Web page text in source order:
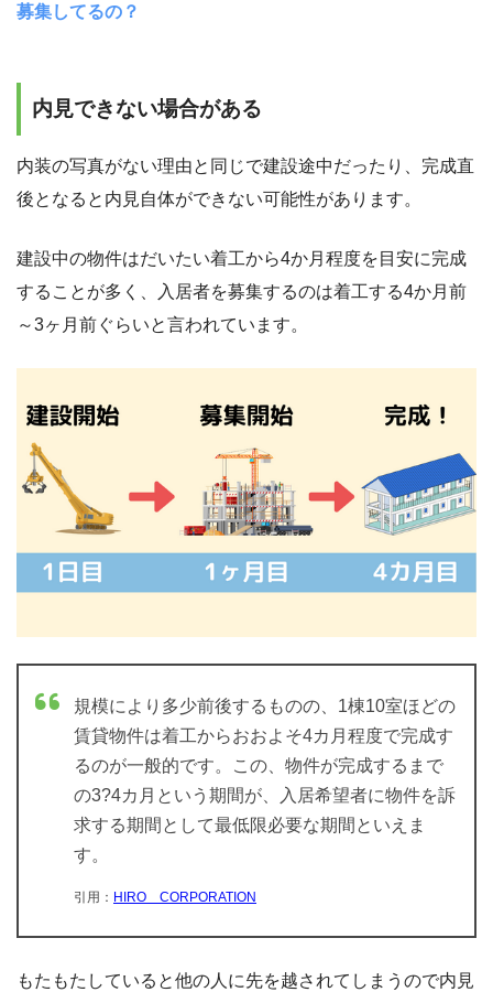
募集してるの？
内見できない場合がある
内装の写真がない理由と同じで建設途中だったり、完成直
後となると内見自体ができない可能性があります。
建設中の物件はだいたい着工から4か月程度を目安に完成
することが多く、入居者を募集するのは着工する4か月前
～3ヶ月前ぐらいと言われています。
規模により多少前後するものの、1棟10室ほどの
賃貸物件は着工からおおよそ4カ月程度で完成す
るのが一般的です。この、物件が完成するまで
の3?4カ月という期間が、入居希望者に物件を訴
求する期間として最低限必要な期間といえま
す。
引用： HIRO CORPORATION
もたもたしていると他の人に先を越されてしまうので内見